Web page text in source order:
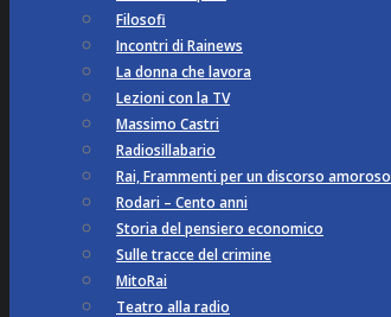
Filosofi
Incontri di Rainews
La donna che lavora
Lezioni con la TV
Massimo Castri
Radiosillabario
Rai, Frammenti per un discorso amoroso
Rodari – Cento anni
Storia del pensiero economico
Sulle tracce del crimine
MitoRai
Teatro alla radio